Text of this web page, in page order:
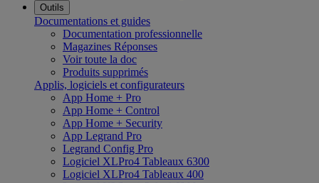
Outils
Documentations et guides
Documentation professionnelle
Magazines Réponses
Voir toute la doc
Produits supprimés
Applis, logiciels et configurateurs
App Home + Pro
App Home + Control
App Home + Security
App Legrand Pro
Legrand Config Pro
Logiciel XLPro4 Tableaux 6300
Logiciel XLPro4 Tableaux 400